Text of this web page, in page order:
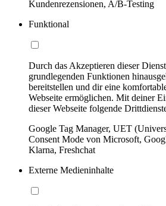
Kundenrezensionen, A/B-Testing
Funktional
Durch das Akzeptieren dieser
grundlegenden Funktionen
bereitstellen und dir eine
Webseite ermöglichen. Mit deiner
dieser Webseite folgende
Google Tag Manager, UET
Consent Mode von Microsoft,
Klarna, Freshchat
Externe Medieninhalte